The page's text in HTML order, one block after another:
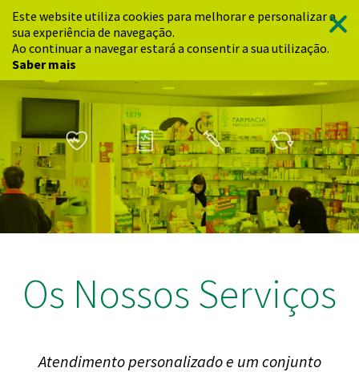
Este website utiliza cookies para melhorar e personalizar a
sua experiência de navegação.
Ao continuar a navegar estará a consentir a sua utilização.
Saber mais
Os Nossos Serviços
Atendimento personalizado e um conjunto